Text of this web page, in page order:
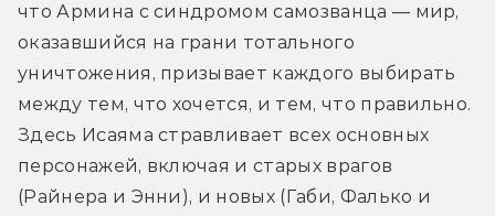
что Армина с синдромом самозванца — мир,
оказавшийся на грани тотального
уничтожения, призывает каждого выбирать
между тем, что хочется, и тем, что правильно.
Здесь Исаяма стравливает всех основных
персонажей, включая и старых врагов
(Райнера и Энни), и новых (Габи, Фалько и